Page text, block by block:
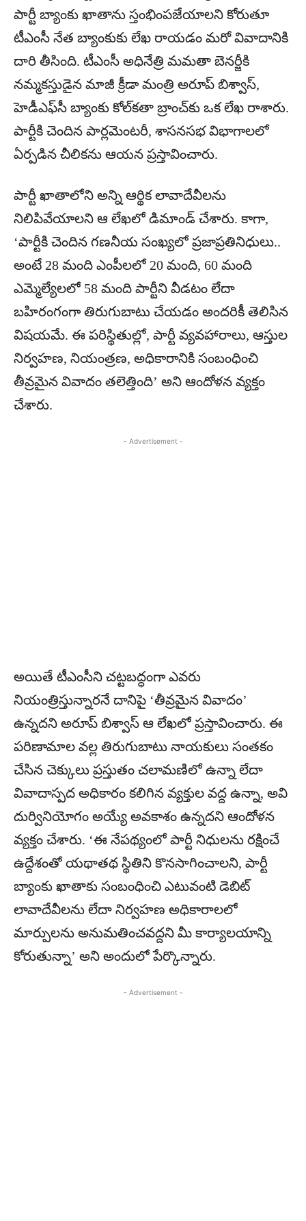
పార్టీ బ్యాంకు ఖాతాను స్తంభింపజేయాలని కోరుతూ
టీఎంసీ నేత బ్యాంకుకు లేఖ రాయడం మరో వివాదానికి
దారి తీసింది. టీఎంసీ అధినేత్రి మమతా బెనర్జీకి
నమ్మకస్తుడైన మాజీ క్రీడా మంత్రి అరూప్ బిశ్వాస్,
హెడీఎఫ్‌సీ బ్యాంకు కోల్‌కతా బ్రాంచ్‌కు ఒక లేఖ రాశారు.
పార్టీకి చెందిన పార్లమెంటరీ, శాసనసభ విభాగాలలో
ఏర్పడిన చీలికను ఆయన ప్రస్తావించారు.
పార్టీ ఖాతాలోని అన్ని ఆర్థిక లావాదేవీలను
నిలిపివేయాలని ఆ లేఖలో డిమాండ్ చేశారు. కాగా,
‘పార్టీకి చెందిన గణనీయ సంఖ్యలో ప్రజాప్రతినిధులు..
అంటే 28 మంది ఎంపీలలో 20 మంది, 60 మంది
ఎమ్మెల్యేలలో 58 మంది పార్టీని వీడటం లేదా
బహిరంగంగా తిరుగుబాటు చేయడం అందరికీ తెలిసిన
విషయమే. ఈ పరిస్థితుల్లో, పార్టీ వ్యవహారాలు, ఆస్తుల
నిర్వహణ, నియంత్రణ, అధికారానికి సంబంధించి
తీవ్రమైన వివాదం తలెత్తింది’ అని ఆందోళన వ్యక్తం
చేశారు.
- Advertisement -
అయితే టీఎంసీని చట్టబద్ధంగా ఎవరు
నియంత్రిస్తున్నారనే దానిపై ‘తీవ్రమైన వివాదం’
ఉన్నదని అరూప్ బిశ్వాస్ ఆ లేఖలో ప్రస్తావించారు. ఈ
పరిణామాల వల్ల తిరుగుబాటు నాయకులు సంతకం
చేసిన చెక్కులు ప్రస్తుతం చలామణిలో ఉన్నా లేదా
వివాదాస్పద అధికారం కలిగిన వ్యక్తుల వద్ద ఉన్నా, అవి
దుర్వినియోగం అయ్యే అవకాశం ఉన్నదని ఆందోళన
వ్యక్తం చేశారు. ‘ఈ నేపథ్యంలో పార్టీ నిధులను రక్షించే
ఉద్దేశంతో యథాతథ స్థితిని కొనసాగించాలని, పార్టీ
బ్యాంకు ఖాతాకు సంబంధించి ఎటువంటి డెబిట్
లావాదేవీలను లేదా నిర్వహణ అధికారాలలో
మార్పులను అనుమతించవద్దని మీ కార్యాలయాన్ని
కోరుతున్నా’ అని అందులో పేర్కొన్నారు.
- Advertisement -